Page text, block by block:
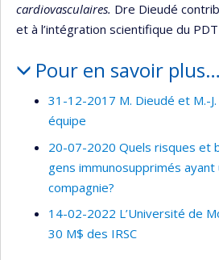
cardiovasculaires. Dre Dieudé
et à l’intégration scientifique du
Pour en savoir plus…
31-12-2017 M. Dieudé et M.-
équipe
20-07-2020 Quels risques et
gens immunosupprimés ayant
compagnie?
14-02-2022 L’Université de
30 M$ des IRSC